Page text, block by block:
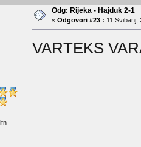
Odg: Rijeka - Hajduk 2-1
« Odgovori #23 : 11 Svibanj,
VARTEKS